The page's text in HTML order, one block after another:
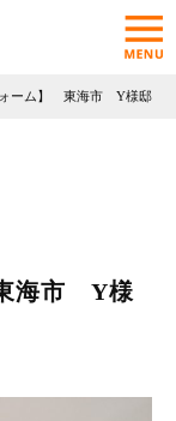
ォーム】 東海市 Y様邸
海市 Y様